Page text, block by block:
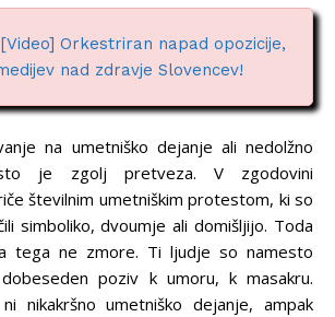
[Video] Orkestriran napad opozicije,
nad zdravje Slovencev!
na umetniško dejanje ali nedolžno
je zgolj pretveza. V zgodovini
številnim umetniškim protestom, ki so
simboliko, dvoumje ali domišljijo. Toda
tega ne zmore. Ti ljudje so namesto
poziv k umoru, k masakru.
nikakršno umetniško dejanje, ampak